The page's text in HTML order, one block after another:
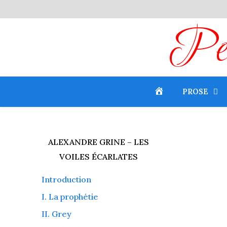
PROSE
ALEXANDRE GRINE – LES
VOILES ÉCARLATES
Introduction
I. La prophétie
II. Grey